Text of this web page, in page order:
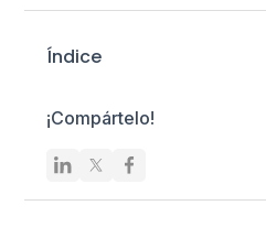
Índice
¡Compártelo!